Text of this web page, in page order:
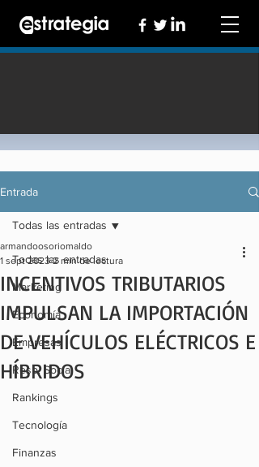
Entrada
Todas las entradas
Marketing
Economía
Empresas
Resp. Social
Rankings
Tecnología
Finanzas
Todas las entradas
INCENTIVOS TRIBUTARIOS
IMPULSAN LA IMPORTACIÓN
DE VEHÍCULOS ELÉCTRICOS E
HÍBRIDOS
armandoosoriomaldo
1 sept 2023 2 min de lectura